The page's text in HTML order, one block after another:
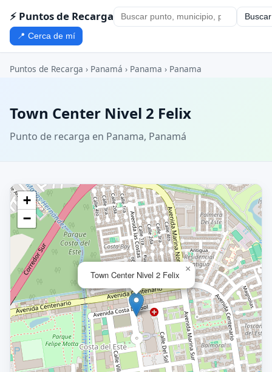
⚡ Puntos de Recarga Buscar
📍 Cerca de mí
Puntos de Recarga › Panamá › Panama › Panama
Town Center Nivel 2 Felix
Punto de recarga en Panama, Panamá
Town Center Nivel 2 Felix
×
+
−